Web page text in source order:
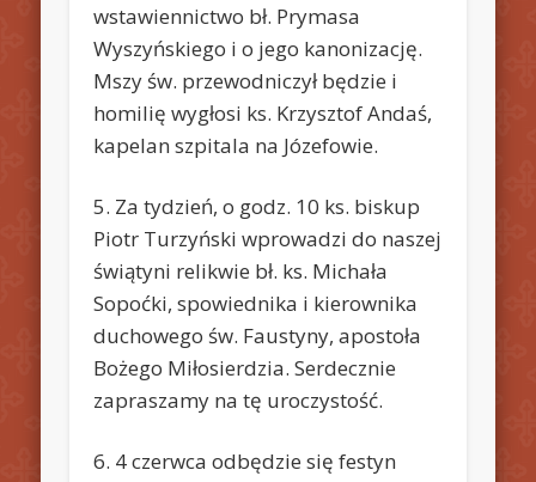
wstawiennictwo bł. Prymasa
Wyszyńskiego i o jego kanonizację.
Mszy św. przewodniczył będzie i
homilię wygłosi ks. Krzysztof Andaś,
kapelan szpitala na Józefowie.
5. Za tydzień, o godz. 10 ks. biskup
Piotr Turzyński wprowadzi do naszej
świątyni relikwie bł. ks. Michała
Sopoćki, spowiednika i kierownika
duchowego św. Faustyny, apostoła
Bożego Miłosierdzia. Serdecznie
zapraszamy na tę uroczystość.
6. 4 czerwca odbędzie się festyn